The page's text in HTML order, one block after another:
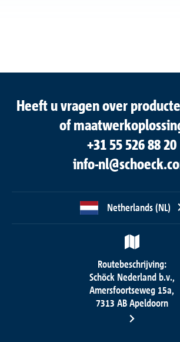
Heeft u vragen over
of
+31 55 526 88 20
info-
Netherlands (NL)
Routebeschrijving:
Schöck Nederland b.v.,
Amersfoortseweg 15a,
7313 AB Apeldoorn